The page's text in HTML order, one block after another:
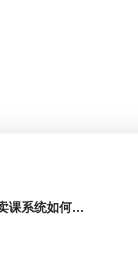
中医知识付费账号被封怎么办？私有化部署卖课系统如何稳住课程交付